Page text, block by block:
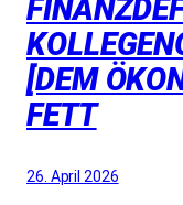
[DEM
FETT
26. April 2026